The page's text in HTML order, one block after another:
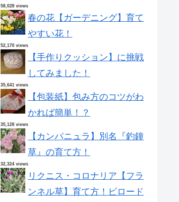
58,028 views
春の花【ガーデニング】育て
やすい花！
52,170 views
【手作りクッション】に挑戦
してみました！
35,641 views
【包装紙】包み方のコツがわ
かれば簡単！？
35,128 views
【カンパニュラ】別名『釣鐘
草』の育て方！
32,324 views
リクニス・コロナリア【フラ
ンネル草】育て方！ビロード